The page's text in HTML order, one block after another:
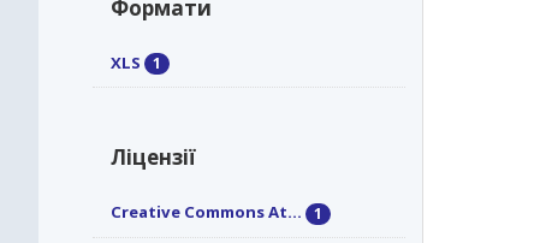
Формати
XLS 1
Ліцензії
Creative Commons At... 1